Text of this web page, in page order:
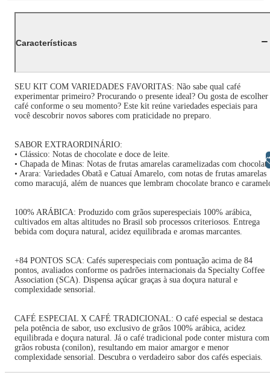
Características
SEU KIT COM VARIEDADES FAVORITAS: Não sabe qual café
experimentar primeiro? Procurando o presente ideal? Ou gosta de escolher
café conforme o seu momento? Este kit reúne variedades especiais para
você descobrir novos sabores com praticidade no preparo.
SABOR EXTRAORDINÁRIO:
• Clássico: Notas de chocolate e doce de leite.
• Chapada de Minas: Notas de frutas amarelas caramelizadas com
• Arara: Variedades Obatã e Catuaí Amarelo, com notas de frutas amarelas
como maracujá, além de nuances que lembram chocolate branco e
100% ARÁBICA: Produzido com grãos superespeciais 100% arábica,
cultivados em altas altitudes no Brasil sob processos criteriosos. Entrega
bebida com doçura natural, acidez equilibrada e aromas marcantes.
+84 PONTOS SCA: Cafés superespeciais com pontuação acima de 84
pontos, avaliados conforme os padrões internacionais da Specialty Coffee
Association (SCA). Dispensa açúcar graças à sua doçura natural e
complexidade sensorial.
CAFÉ ESPECIAL X CAFÉ TRADICIONAL: O café especial se destaca
pela potência de sabor, uso exclusivo de grãos 100% arábica, acidez
equilibrada e doçura natural. Já o café tradicional pode conter mistura com
grãos robusta (conilon), resultando em maior amargor e menor
complexidade sensorial. Descubra o verdadeiro sabor dos cafés especiais.
Libras